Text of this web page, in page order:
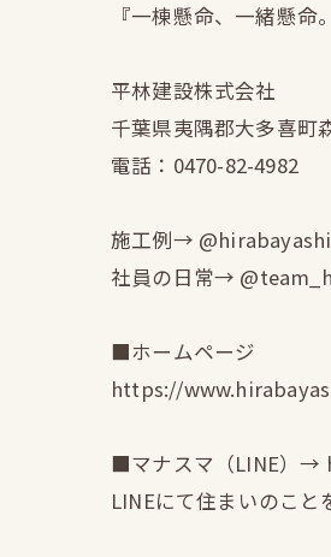
『一棟懸命、一緒懸命
平林建設株式会社
千葉県夷隅郡大多喜町
電話：0470-82-4982
施工例→
社員の日常→
■ホームページ
https://
■マナスマ（LINE）→
LINEにて住まいのこ